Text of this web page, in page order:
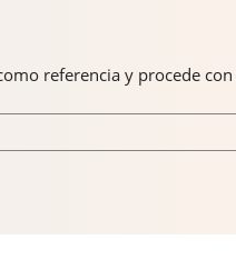
referencia y procede